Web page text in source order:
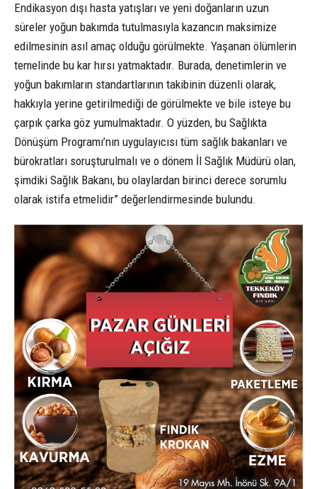
Endikasyon dışı hasta yatışları ve yeni doğanların uzun
süreler yoğun bakımda tutulmasıyla kazancın maksimize
edilmesinin asıl amaç olduğu görülmekte. Yaşanan ölümlerin
temelinde bu kar hırsı yatmaktadır. Burada, denetimlerin ve
yoğun bakımların standartlarının takibinin düzenli olarak,
hakkıyla yerine getirilmediği de görülmekte ve bile isteye bu
çarpık çarka göz yumulmaktadır. O yüzden, bu Sağlıkta
Dönüşüm Programı’nın uygulayıcısı tüm sağlık bakanları ve
bürokratları soruşturulmalı ve o dönem İl Sağlık Müdürü olan,
şimdiki Sağlık Bakanı, bu olaylardan birinci derece sorumlu
olarak istifa etmelidir” değerlendirmesinde bulundu.